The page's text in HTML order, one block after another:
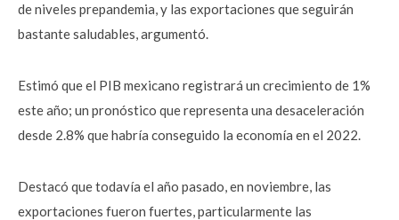
de niveles prepandemia, y las exportaciones que seguirán
bastante saludables, argumentó.
Estimó que el PIB mexicano registrará un crecimiento de 1%
este año; un pronóstico que representa una desaceleración
desde 2.8% que habría conseguido la economía en el 2022.
Destacó que todavía el año pasado, en noviembre, las
exportaciones fueron fuertes, particularmente las